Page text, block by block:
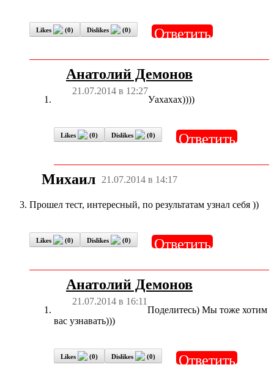
Likes (0) Dislikes (0) Ответить
Анатолий Демонов
21.07.2014 в 12:27
Уахахах))))
Likes (0) Dislikes (0) Ответить
Михаил 21.07.2014 в 14:17
Прошел тест, интересный, по результатам узнал себя ))
Likes (0) Dislikes (0) Ответить
Анатолий Демонов
21.07.2014 в 16:11
Поделитесь) Мы тоже хотим
вас узнавать)))
Likes (0) Dislikes (0) Ответить